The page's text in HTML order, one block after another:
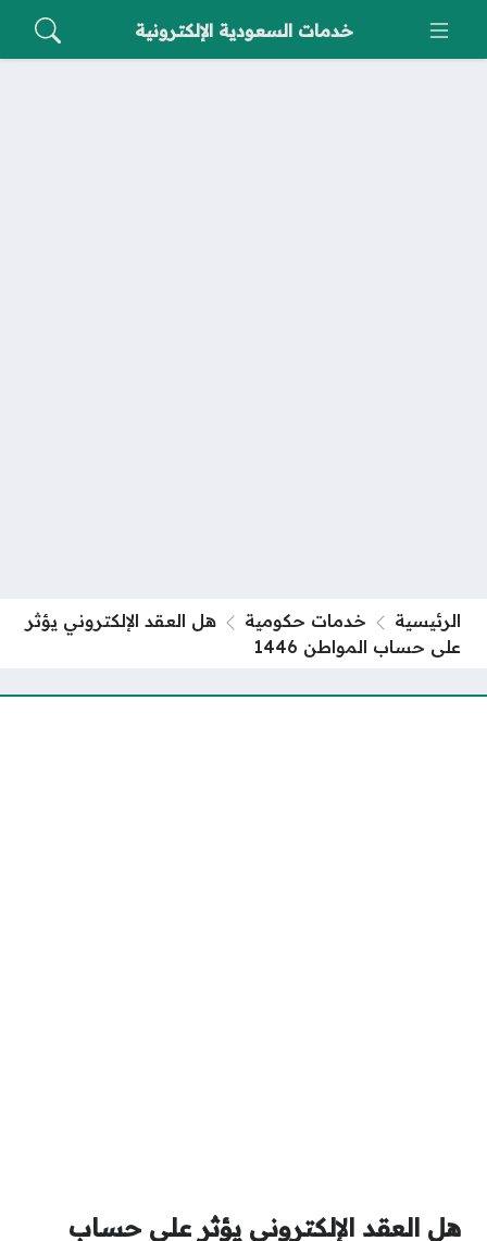
خدمات السعودية الإلكترونية
الرئيسية خدمات حكومية
هل العقد الإلكتروني يؤثر
على حساب المواطن 1446
هل العقد الإلكتروني يؤثر على حساب